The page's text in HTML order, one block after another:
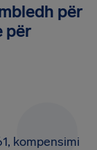
për
për
kompensimi